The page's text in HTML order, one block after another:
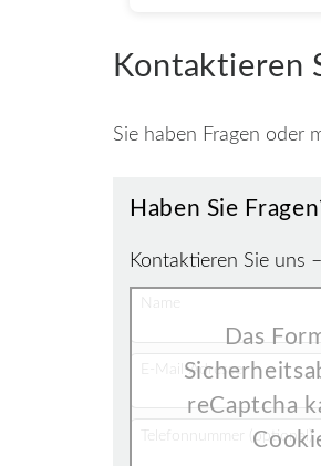
Kontaktieren
Sie haben Fragen oder
Haben Sie
Kontaktieren Sie uns
E-Mail-Adresse
Telefonnummer (optional)
Das
reCaptcha